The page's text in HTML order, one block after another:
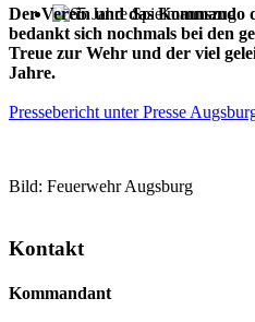
65 Jahre Spielmannszug
Der Verein und das Kommando
bedankt sich nochmals bei den
Treue zur Wehr und der viel
Jahre.
Pressebericht unter Presse
Bild: Feuerwehr Augsburg
Kontakt
Kommandant